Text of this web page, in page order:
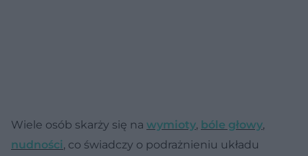
Wiele osób skarży się na wymioty, bóle głowy,
nudności, co świadczy o podrażnieniu układu